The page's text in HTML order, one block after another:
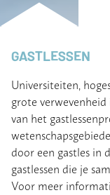
GASTLESSEN
Universiteiten,
grote
van het
door een gastles in
gastlessen die je
Voor meer